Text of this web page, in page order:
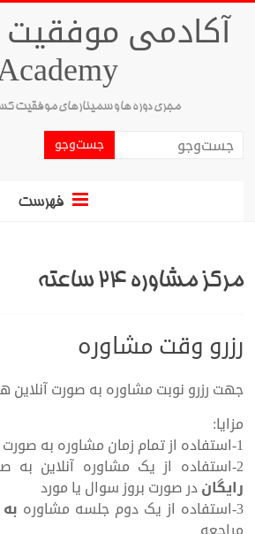
مجری دوره ها و سمینارهای موفقیت
فهرست
مرکز مشاوره 24 ساعته
رزرو وقت مشاوره
جهت رزرو نوبت مشاوره به صورت آنلاین
مزایا:
1-استفاده از تمام زمان مشاوره به صورت
2-استفاده از یک مشاوره آنلاین به صورت
رایگاندر صورت بروز سوال یا مورد
3-استفاده از یک دوم جلسه مشاوره